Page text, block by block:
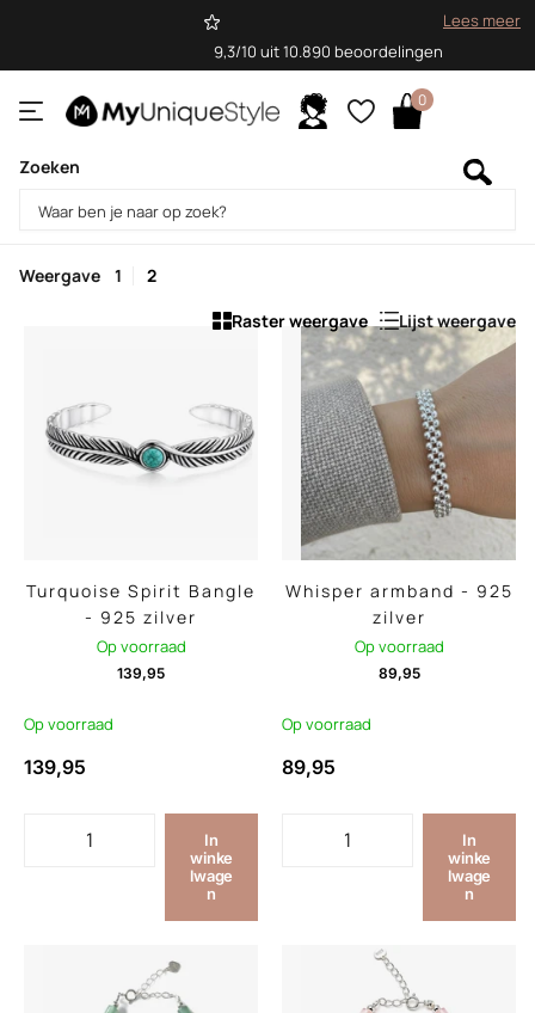
9,3/10 uit 10.890 beoordelingen
Lees meer
Zoeken
0
Homepage
Armbanden
Weergave 1
2
Raster weergave
Lijst weergave
Turquoise Spirit Bangle
- 925 zilver
Op voorraad
139,95
Op voorraad
139,95
In
winke
lwage
n
Whisper armband - 925
zilver
Op voorraad
89,95
Op voorraad
89,95
In
winke
lwage
n